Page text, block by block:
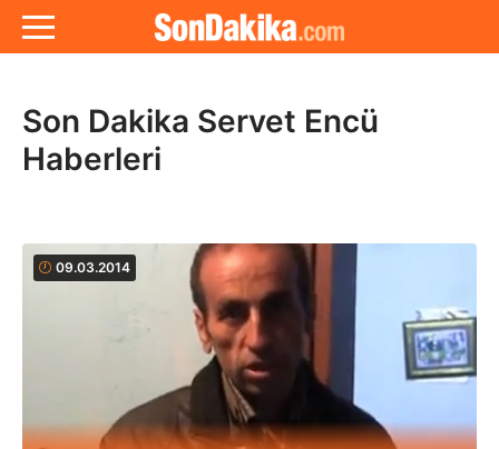
Son Dakika Servet Encü
Haberleri
09.03.2014